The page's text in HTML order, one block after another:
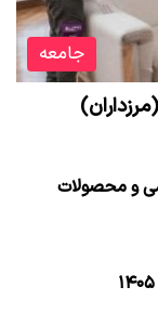
جامعه
و محصولات